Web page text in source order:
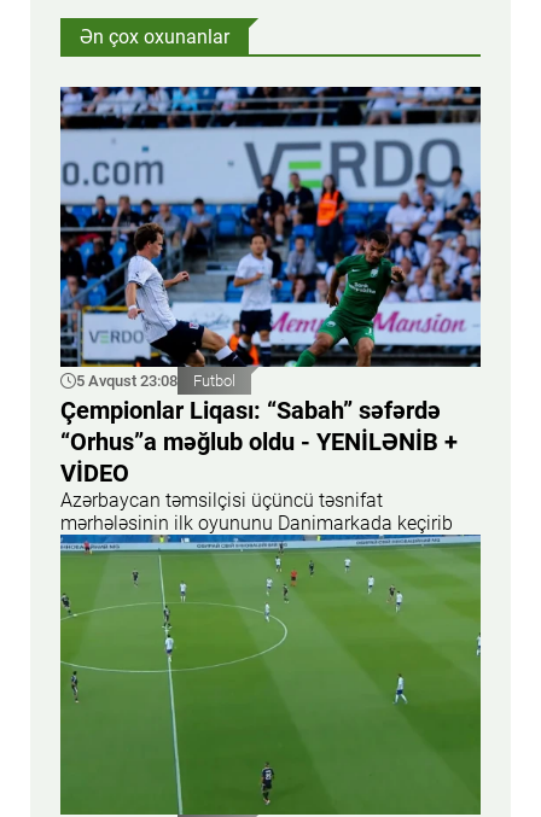
Ən çox oxunanlar
5 Avqust 23:08 Futbol
Çempionlar Liqası: “Sabah” səfərdə
“Orhus”a məğlub oldu - YENİLƏNİB +
VİDEO
Azərbaycan təmsilçisi üçüncü təsnifat
mərhələsinin ilk oyununu Danimarkada keçirib